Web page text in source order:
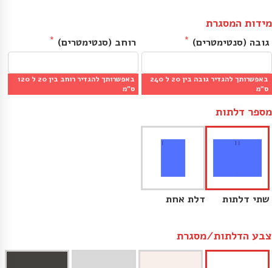
מידות המסגרת
גובה (סנטימטרים)
באפשרותך להגדיר גובה בין 20 ל 240
ס״מ
מינ׳: 20 ס״מ | מקס׳: 240 ס״מ
רוחב (סנטימטרים)
באפשרותך להגדיר רוחב בין 20 ל 120
ס״מ
מינ׳: 20 ס״מ | מקס׳: 120 ס״מ
מספר דלתות
שתי דלתות דלת אחת
צבע הדלתות/מסגרת